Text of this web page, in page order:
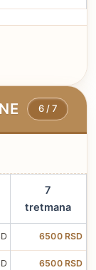
6 / 7
7
tretmana
6500 RSD
6500 RSD